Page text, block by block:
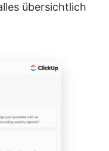
übersichtlich